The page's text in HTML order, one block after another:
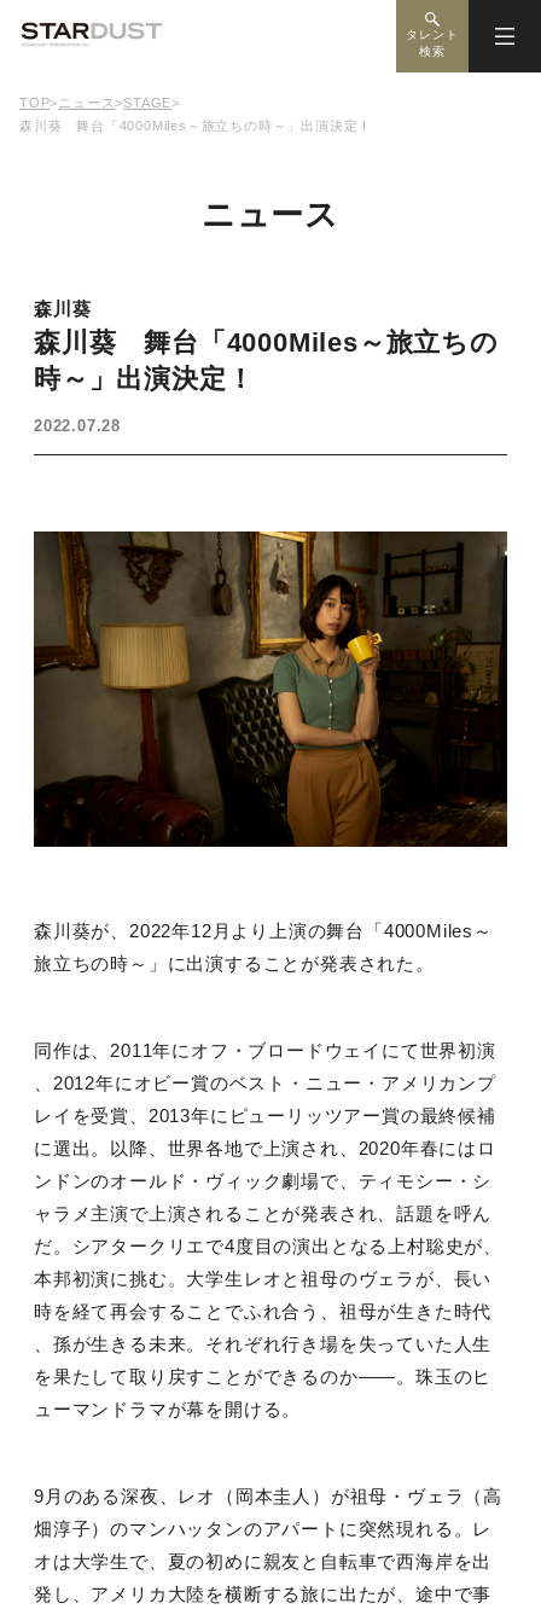
タレント
検索
TOP> ニュース>STAGE>
森川葵 舞台「4000Miles～旅立ちの時～」出演決定！
ニュース
森川葵
森川葵 舞台「4000Miles～旅立ちの
時～」出演決定！
2022.07.28
森川葵が、 2022年12 月より上演の舞台「4000Miles ～
旅立ちの時～」に出演することが発表された。
同作は、 2011年にオフ・ブロードウェイにて世界初演
2012年にオビー賞のベスト・ニュー・アメリカンプ
レイを受賞、 2013年にピューリッツアー賞の最終候補
に選出。以降、世界各地で上演され、 2020年春にはロ
ンドンのオールド・ヴィック劇場で、ティモシー・シ
ャラメ主演で上演されることが発表され、話題を呼ん
だ。シアタークリエで4度目の演出となる上村聡史が、
本邦初演に挑む。大学生レオと祖母のヴェラが、長い
時を経て再会することでふれ合う、祖母が生きた時代
、孫が生きる未来。それぞれ行き場を失っていた人生
を果たして取り戻すことができるのか――。珠玉のヒ
ューマンドラマが幕を開ける。
9 月のある深夜、レオ（岡本圭人）が祖母・ヴェラ（高
畑淳子）のマンハッタンのアパートに突然現れる。レ
オは大学生で、夏の初めに親友と自転車で西海岸を出
発し、アメリカ大陸を横断する旅に出たが、途中で事